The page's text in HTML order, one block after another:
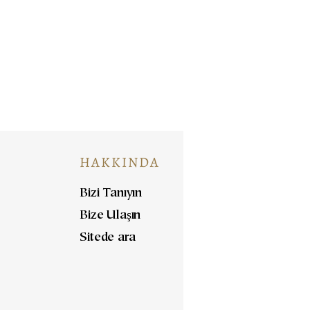
HAKKINDA
Bizi Tanıyın
Bize Ulaşın
Sitede ara